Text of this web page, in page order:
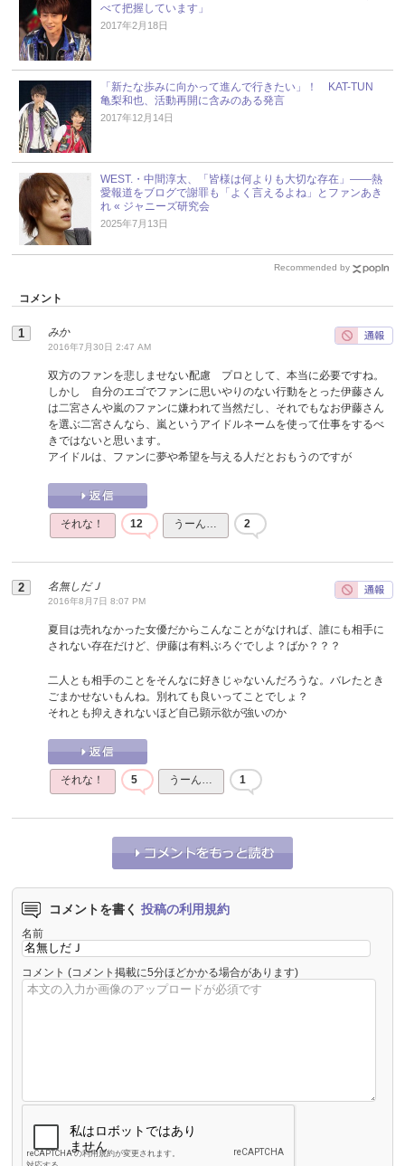
べて把握しています」
2017年2月18日
「新たな歩みに向かって進んで行きたい」！ KAT-TUN
亀梨和也、活動再開に含みのある発言
2017年12月14日
WEST.・中間淳太、「皆様は何よりも大切な存在」――熱
愛報道をブログで謝罪も「よく言えるよね」とファンあき
れ « ジャニーズ研究会
2025年7月13日
Recommended by
コメント
みか
2016年7月30日 2:47 AM
双方のファンを悲しませない配慮 プロとして、本当に必要ですね。
しかし 自分のエゴでファンに思いやりのない行動をとった伊藤さん
は二宮さんや嵐のファンに嫌われて当然だし、それでもなお伊藤さん
を選ぶ二宮さんなら、嵐というアイドルネームを使って仕事をするべ
きではないと思います。
アイドルは、ファンに夢や希望を与える人だとおもうのですが
それな！ 12 うーん… 2
名無しだＪ
2016年8月7日 8:07 PM
夏目は売れなかった女優だからこんなことがなければ、誰にも相手に
されない存在だけど、伊藤は有料ぶろぐでしよ？ばか？？？
二人とも相手のことをそんなに好きじゃないんだろうな。バレたとき
ごまかせないもんね。別れても良いってことでしょ？
それとも抑えきれないほど自己顕示欲が強いのか
それな！ 5 うーん… 1
コメントを書く 投稿の利用規約
名前
コメント (コメント掲載に5分ほどかかる場合があります)